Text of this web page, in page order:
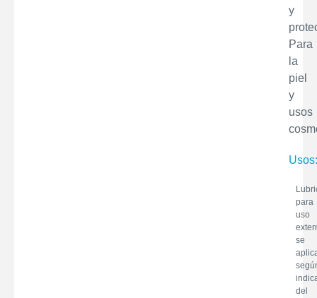
y
Para
la
piel
y
usos
Usos:
para
uso
se
del